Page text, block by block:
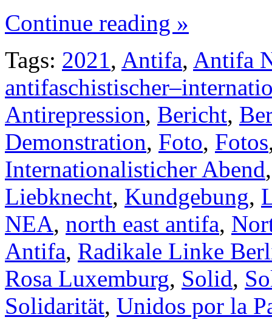
Continue reading »
Tags: 2021, Antifa, Antifa
Antirepression, Bericht,
Demonstration, Foto, Fotos
Internationalisticher Abend
Liebknecht, Kundgebung,
NEA, north east antifa,
Antifa, Radikale Linke
Rosa Luxemburg, Solid,
Solidarität, Unidos por la